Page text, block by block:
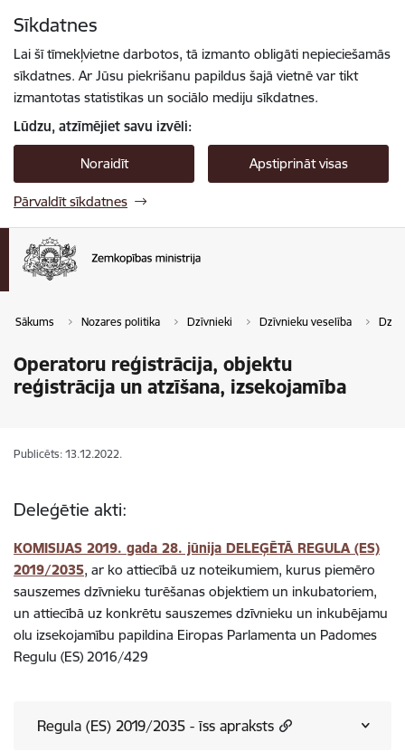
Sīkdatnes
Lai šī tīmekļvietne darbotos, tā izmanto obligāti nepieciešamās
sīkdatnes. Ar Jūsu piekrišanu papildus šajā vietnē var tikt
izmantotas statistikas un sociālo mediju sīkdatnes.
Lūdzu, atzīmējiet savu izvēli:
Noraidīt Apstiprināt visas
Pārvaldīt sīkdatnes
Sākums Nozares politika Dzīvnieki Dzīvnieku veselība
Operatoru reģistrācija, objektu
reģistrācija un atzīšana, izsekojamība
Publicēts: 13.12.2022.
Deleģētie akti:
KOMISIJAS 2019. gada 28. jūnija DELEĢĒTĀ REGULA (ES)
2019/2035, ar ko attiecībā uz noteikumiem, kurus piemēro
sauszemes dzīvnieku turēšanas objektiem un inkubatoriem,
un attiecībā uz konkrētu sauszemes dzīvnieku un inkubējamu
olu izsekojamību papildina Eiropas Parlamenta un Padomes
Regulu (ES) 2016/429
Regula (ES) 2019/2035 - īss apraksts